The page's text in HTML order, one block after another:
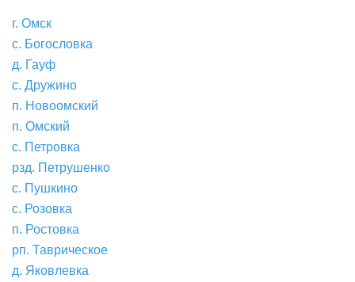
г. Омск
с. Богословка
д. Гауф
с. Дружино
п. Новоомский
п. Омский
с. Петровка
рзд. Петрушенко
с. Пушкино
с. Розовка
п. Ростовка
рп. Таврическое
д. Яковлевка